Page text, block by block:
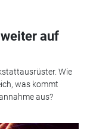
auf
Wie
was kommt
aus?